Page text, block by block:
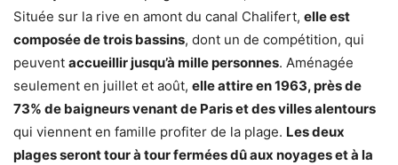
Située sur la rive en amont du canal Chalifert, elle est
composée de trois bassins, dont un de compétition, qui
peuvent accueillir jusqu’à mille personnes. Aménagée
seulement en juillet et août, elle attire en 1963, près de
73% de baigneurs venant de Paris et des villes alentours
qui viennent en famille profiter de la plage. Les deux
plages seront tour à tour fermées dû aux noyages et à la